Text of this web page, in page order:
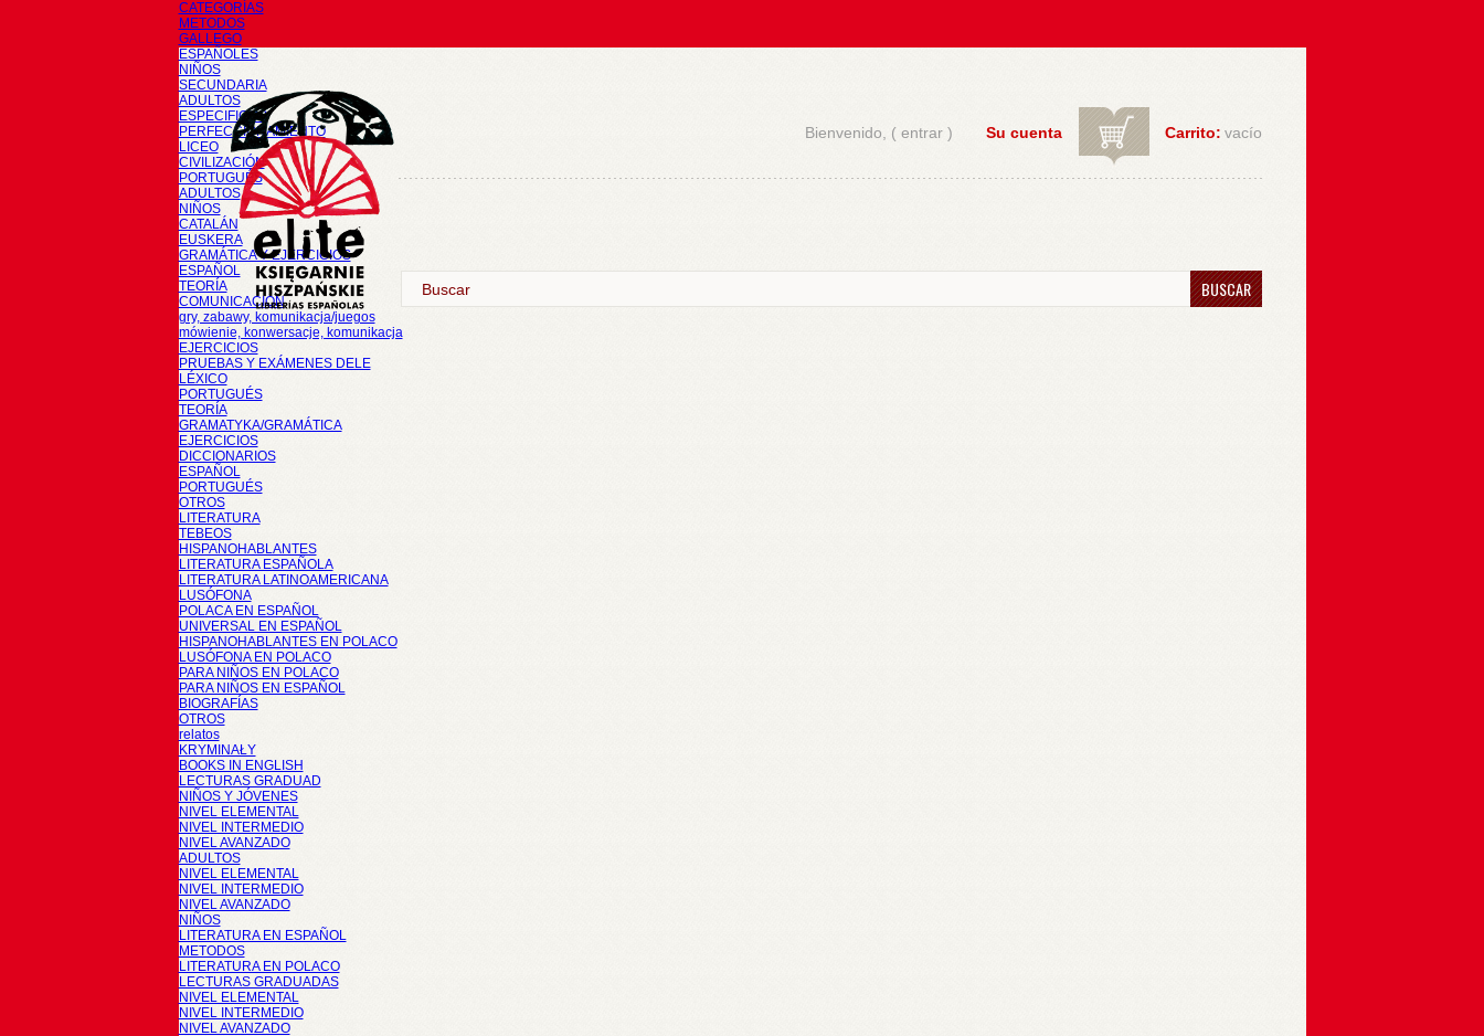
CATEGORÍAS
METODOS
GALLEGO
ESPAÑOLES
NIÑOS
SECUNDARIA
ADULTOS
ESPECIFICOS
PERFECCIONAMIENTO
LICEO
CIVILIZACIÓN
PORTUGUÉS
ADULTOS
NIÑOS
CATALÁN
EUSKERA
GRAMÁTICA Y EJERCICIOS
ESPAÑOL
TEORÍA
COMUNICACIÓN
gry, zabawy, komunikacja/juegos
mówienie, konwersacje, komunikacja
EJERCICIOS
PRUEBAS Y EXÁMENES DELE
LÉXICO
PORTUGUÉS
TEORÍA
GRAMATYKA/GRAMÁTICA
EJERCICIOS
DICCIONARIOS
ESPAÑOL
PORTUGUÉS
OTROS
LITERATURA
TEBEOS
HISPANOHABLANTES
LITERATURA ESPAÑOLA
LITERATURA LATINOAMERICANA
LUSÓFONA
POLACA EN ESPAÑOL
UNIVERSAL EN ESPAÑOL
HISPANOHABLANTES EN POLACO
LUSÓFONA EN POLACO
PARA NIÑOS EN POLACO
PARA NIÑOS EN ESPAÑOL
BIOGRAFÍAS
OTROS
relatos
KRYMINAŁY
BOOKS IN ENGLISH
LECTURAS GRADUAD
NIÑOS Y JÓVENES
NIVEL ELEMENTAL
NIVEL INTERMEDIO
NIVEL AVANZADO
ADULTOS
NIVEL ELEMENTAL
NIVEL INTERMEDIO
NIVEL AVANZADO
NIÑOS
LITERATURA EN ESPAÑOL
METODOS
LITERATURA EN POLACO
LECTURAS GRADUADAS
NIVEL ELEMENTAL
NIVEL INTERMEDIO
NIVEL AVANZADO
Carrito: vacío
Su cuenta
Bienvenido, ( entrar)
BUSCAR